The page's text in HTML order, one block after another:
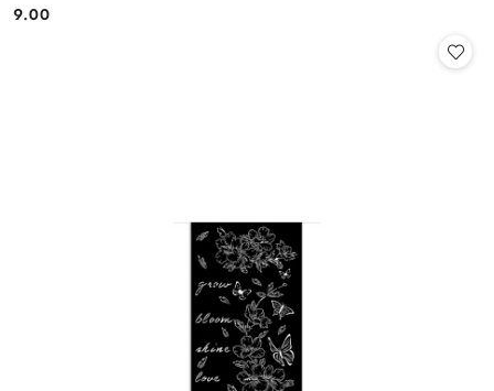
Cena:
9.00